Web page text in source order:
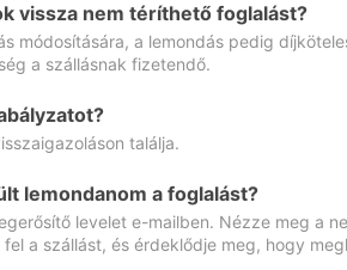
vissza nem téríthető foglalást?
módosítására, a lemondás pedig
a szállásnak fizetendő.
találja.
lemondanom a foglalást?
levelet e-mailben. Nézze meg a
a szállást, és érdeklődje meg, hogy